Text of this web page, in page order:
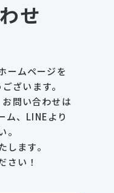
せ
ームページを
ざいます。
問い合わせは
ム、LINEより
。
します。
さい！